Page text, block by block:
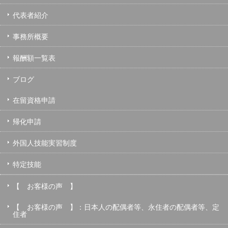
代表者紹介
事務所概要
報酬額一覧表
ブログ
在留資格申請
帰化申請
外国人技能実習制度
特定技能
【 お客様の声 】
【 お客様の声 】：日本人の配偶者等、永住者の配偶者等、定
住者